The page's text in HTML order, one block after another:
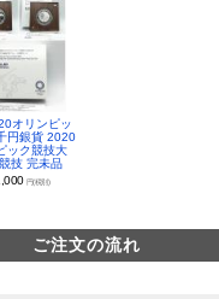
オリンピッ
円銀貨 2020
ック競技大
技 完未品
円(税別)
ご注文の流れ